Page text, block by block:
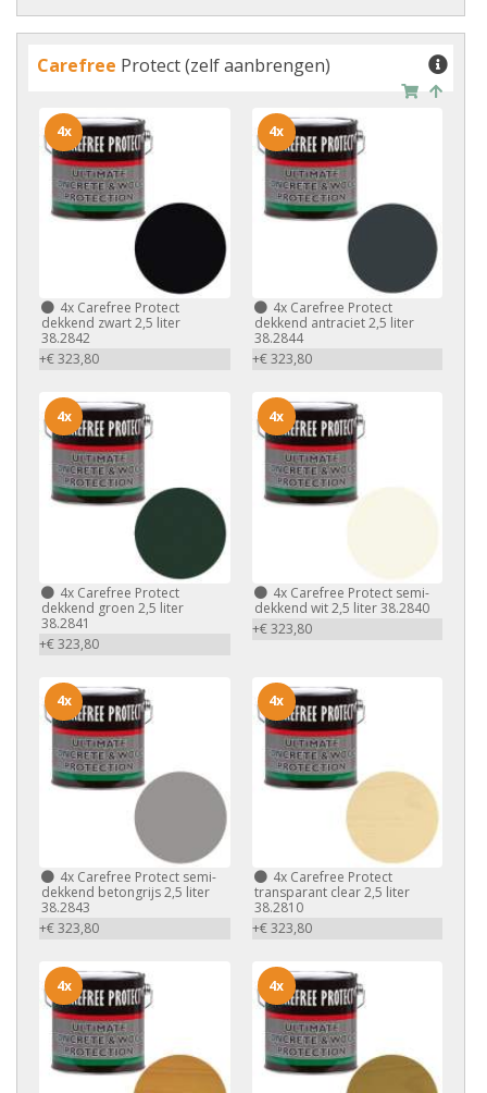
Carefree Protect (zelf aanbrengen)
4x Carefree Protect
dekkend zwart 2,5 liter
38.2842
+€ 323,80
4x
4xCarefree Protect
dekkend antraciet 2,5 liter
38.2844
+€ 323,80
4x
4x Carefree Protect
dekkend groen 2,5 liter
38.2841
+€ 323,80
4x
4xCarefree Protect semi-
dekkend wit 2,5 liter 38.2840
+€ 323,80
4x
4x Carefree Protect semi-
dekkend betongrijs 2,5 liter
38.2843
+€ 323,80
4x
4xCarefree Protect
transparant clear 2,5 liter
38.2810
+€ 323,80
4x
4x 4x